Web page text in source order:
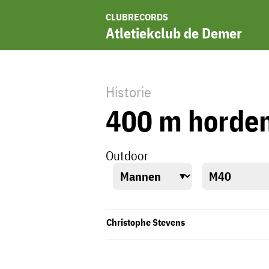
CLUBRECORDS
Atletiekclub de Demer
Historie
400 m
Outdoor
Christophe Stevens